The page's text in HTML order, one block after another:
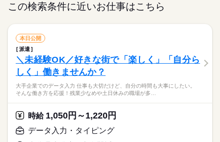
この検索条件に近いお仕事はこちら
本日公開
派遣
＼未経験OK／好きな街で「楽しく」「自分ら
しく」働きませんか？
大手企業でのデータ入力 仕事も大切だけど、自分の時間も大事にしたい。
そんな働き方を応援！残業少なめや土日休みの職場が多…
時給 1,050円～1,220円
データ入力・タイピング